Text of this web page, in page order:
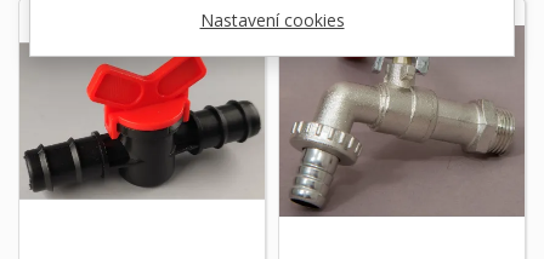
Nastavení cookies